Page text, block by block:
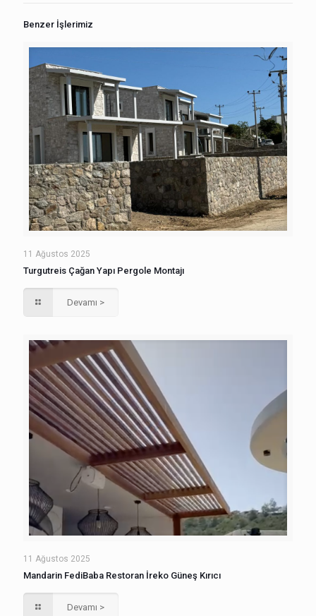
Benzer İşlerimiz
11 Ağustos 2025
Turgutreis Çağan Yapı Pergole Montajı
Devamı >
11 Ağustos 2025
Mandarin FediBaba Restoran İreko Güneş Kırıcı
Devamı >